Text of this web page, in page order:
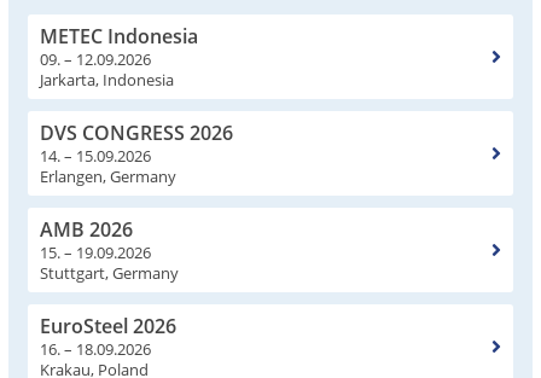
METEC Indonesia
09. – 12.09.2026
Jarkarta, Indonesia
DVS CONGRESS 2026
14. – 15.09.2026
Erlangen, Germany
AMB 2026
15. – 19.09.2026
Stuttgart, Germany
EuroSteel 2026
16. – 18.09.2026
Krakau, Poland